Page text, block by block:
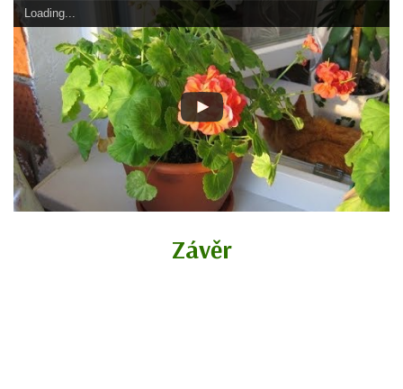
Loading...
Závěr